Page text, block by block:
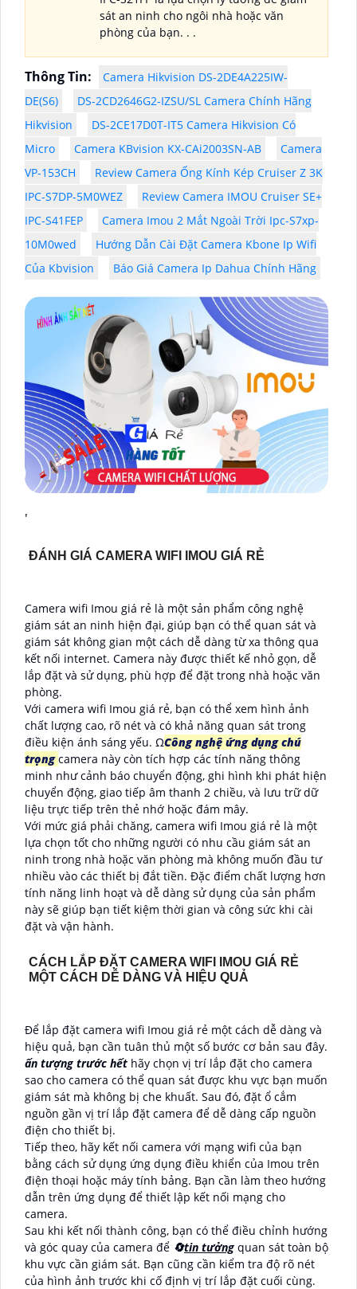
sát an ninh cho ngôi nhà hoặc văn
phòng của bạn. . .
Thông Tin:
Camera Hikvision DS-2DE4A225IW-
DE(S6)
DS-2CD2646G2-IZSU/SL Camera Chính Hãng
Hikvision
DS-2CE17D0T-IT5 Camera Hikvision Có
Micro
Camera KBvision KX-CAi2003SN-AB
Camera
VP-153CH
Review Camera Ống Kính Kép Cruiser Z 3K
IPC-S7DP-5M0WEZ
Review Camera IMOU Cruiser SE+
IPC-S41FEP
Camera Imou 2 Mắt Ngoài Trời Ipc-S7xp-
10M0wed
Hướng Dẫn Cài Đặt Camera Kbone Ip Wifi
Của Kbvision
Báo Giá Camera Ip Dahua Chính Hãng
'
ĐÁNH GIÁ CAMERA WIFI IMOU GIÁ RẺ
Camera wifi Imou giá rẻ là một sản phẩm công nghệ
giám sát an ninh hiện đại, giúp bạn có thể quan sát và
giám sát không gian một cách dễ dàng từ xa thông qua
kết nối internet. Camera này được thiết kế nhỏ gọn, dễ
lắp đặt và sử dụng, phù hợp để đặt trong nhà hoặc văn
phòng.
Với camera wifi Imou giá rẻ, bạn có thể xem hình ảnh
chất lượng cao, rõ nét và có khả năng quan sát trong
điều kiện ánh sáng yếu. ΩCông nghệ ứng dụng chú
trọngcamera này còn tích hợp các tính năng thông
minh như cảnh báo chuyển động, ghi hình khi phát hiện
chuyển động, giao tiếp âm thanh 2 chiều, và lưu trữ dữ
liệu trực tiếp trên thẻ nhớ hoặc đám mây.
Với mức giá phải chăng, camera wifi Imou giá rẻ là một
lựa chọn tốt cho những người có nhu cầu giám sát an
ninh trong nhà hoặc văn phòng mà không muốn đầu tư
nhiều vào các thiết bị đắt tiền. Đặc điểm chất lượng hơn
tính năng linh hoạt và dễ dàng sử dụng của sản phẩm
này sẽ giúp bạn tiết kiệm thời gian và công sức khi cài
đặt và vận hành.
CÁCH LẮP ĐẶT CAMERA WIFI IMOU GIÁ RẺ
MỘT CÁCH DỄ DÀNG VÀ HIỆU QUẢ
Để lắp đặt camera wifi Imou giá rẻ một cách dễ dàng và
hiệu quả, bạn cần tuân thủ một số bước cơ bản sau đây.
ấn tượng trước hết hãy chọn vị trí lắp đặt cho camera
sao cho camera có thể quan sát được khu vực bạn muốn
giám sát mà không bị che khuất. Sau đó, đặt ổ cắm
nguồn gần vị trí lắp đặt camera để dễ dàng cấp nguồn
điện cho thiết bị.
Tiếp theo, hãy kết nối camera với mạng wifi của bạn
bằng cách sử dụng ứng dụng điều khiển của Imou trên
điện thoại hoặc máy tính bảng. Bạn cần làm theo hướng
dẫn trên ứng dụng để thiết lập kết nối mạng cho
camera.
Sau khi kết nối thành công, bạn có thể điều chỉnh hướng
và góc quay của camera để 🔄tin tưởng quan sát toàn bộ
khu vực cần giám sát. Bạn cũng cần kiểm tra độ rõ nét
của hình ảnh trước khi cố định vị trí lắp đặt cuối cùng.